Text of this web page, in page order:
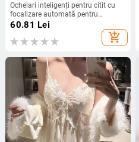
Ochelari inteligenți pentru citit cu
focalizare automată pentru
distanță și aproape, lentile din
rășină, design fără ramă, lentile
multifocale cu protecție HD
60.81 Lei
add_shopping_cart